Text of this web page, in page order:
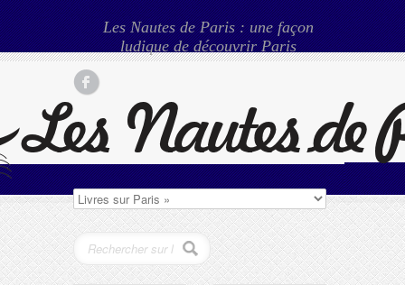
Les Nautes de Paris : une façon
ludique de découvrir Paris